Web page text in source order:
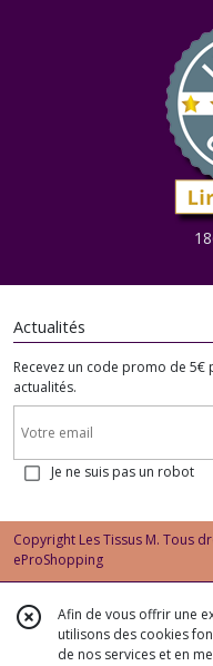
Actualités
Recevez un code promo de
actualités.
Je ne suis pas un robot
Copyright Les Tissus M. Tous
eProShopping
Afin de vous offrir une
utilisons des cookies
de nos services et en